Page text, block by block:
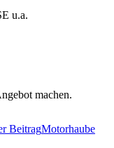
u.a.
machen.
BeitragMotorhaube